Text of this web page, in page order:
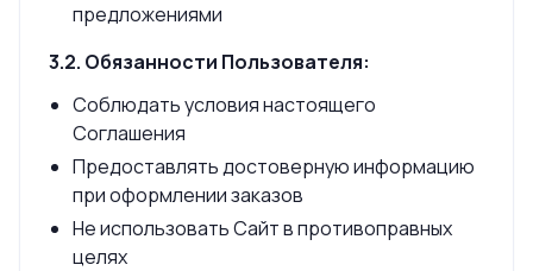
предложениями
3.2. Обязанности Пользователя:
Соблюдать условия настоящего
Соглашения
Предоставлять достоверную информацию
при оформлении заказов
Не использовать Сайт в противоправных
целях